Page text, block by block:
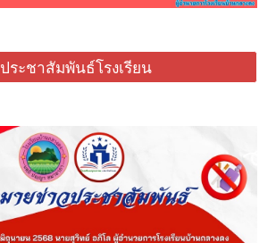
ประชาสัมพันธ์โรงเรียน